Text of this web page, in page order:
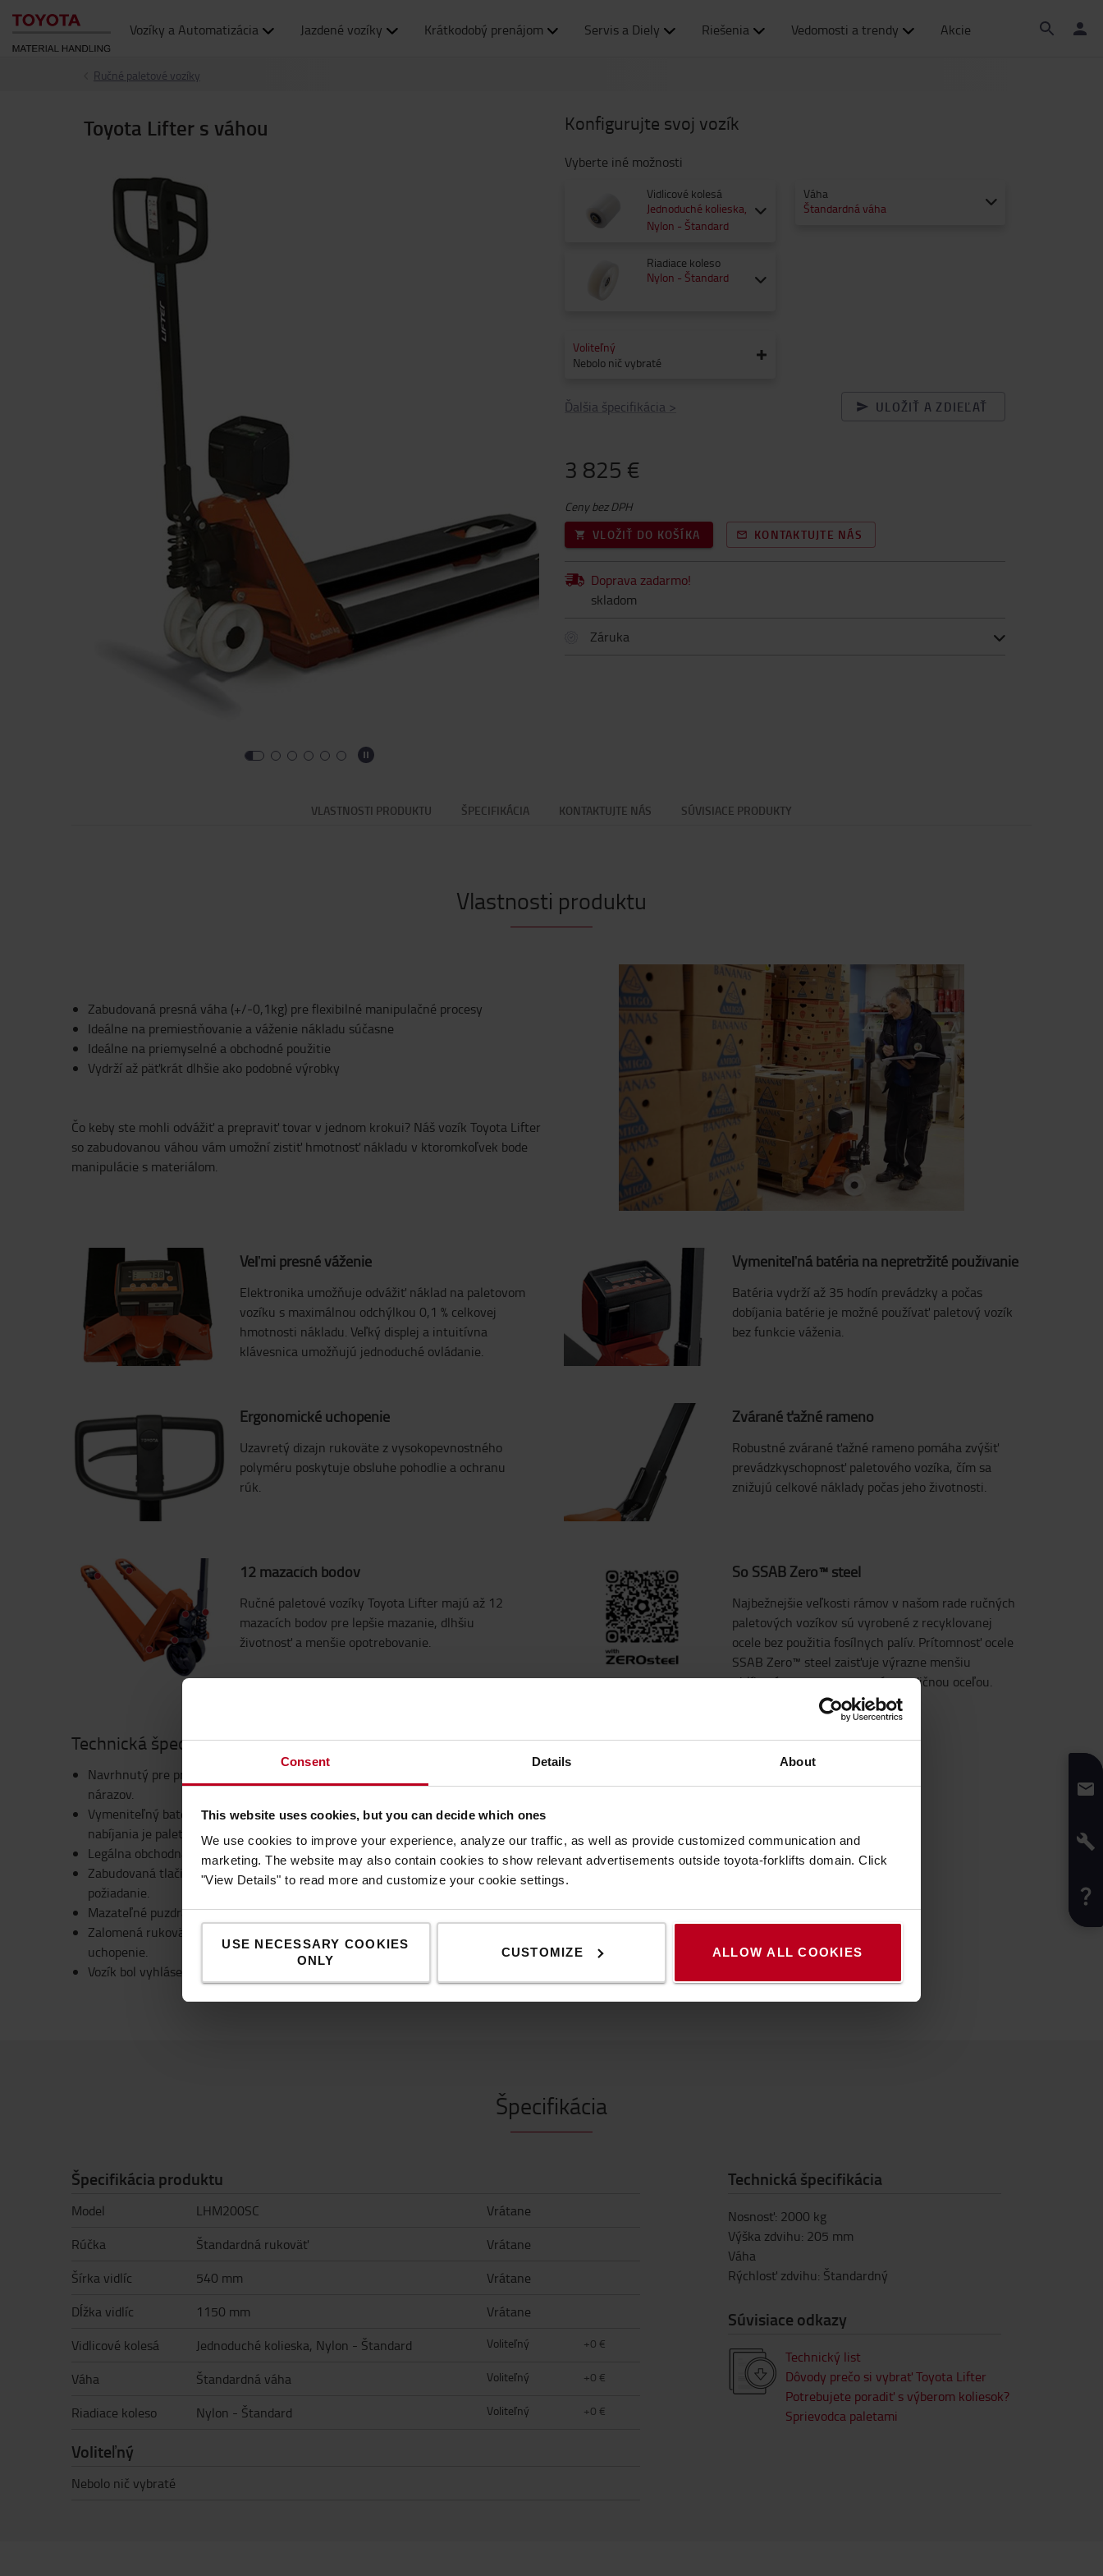
Consent Details About
This website uses cookies, but you can decide which ones
We use cookies to improve your experience, analyze our traffic, as well as provide customized communication and
marketing. The website may also contain cookies to show relevant advertisements outside toyota-forklifts domain. Click
"View Details" to read more and customize your cookie settings.
USE NECESSARY COOKIES
ONLY
CUSTOMIZE ALLOW ALL COOKIES
Vozíky a Automatizácia Jazdené vozíky Krátkodobý prenájom Servis a Diely Riešenia Vedomosti a trendy Akcie
Ručné paletové vozíky
Toyota Lifter s váhou Konfigurujte svoj vozík
Vyberte iné možnosti
Vidlicové kolesá
Jednoduché kolieska,
Nylon - Štandard
Váha
Štandardná váha
Riadiace koleso
Nylon - Štandard
Voliteľný
Nebolo nič vybraté
Ďalšia špecifikácia > ULOŽIŤ A ZDIEĽAŤ
3 825 €
Ceny bez DPH
VLOŽIŤ DO KOŠÍKA
KONTAKTUJTE NÁS
Doprava zadarmo!
skladom
Záruka
VLASTNOSTI PRODUKTU ŠPECIFIKÁCIA KONTAKTUJTE NÁS SÚVISIACE PRODUKTY
Vlastnosti produktu
Zabudovaná presná váha (+/-0,1kg) pre flexibilné manipulačné procesy
Ideálne na premiestňovanie a váženie nákladu súčasne
Ideálne na priemyselné a obchodné použitie
Vydrží až päťkrát dlhšie ako podobné výrobky
Čo keby ste mohli odvážiť a prepraviť tovar v jednom krokui? Náš vozík Toyota Lifter
so zabudovanou váhou vám umožní zistiť hmotnosť nákladu v ktoromkoľvek bode
manipulácie s materiálom.
Veľmi presné váženie
Elektronika umožňuje odvážiť náklad na paletovom
vozíku s maximálnou odchýlkou 0,1 % celkovej
hmotnosti nákladu. Veľký displej a intuitívna
klávesnica umožňujú jednoduché ovládanie.
Vymeniteľná batéria na nepretržité používanie
Batéria vydrží až 35 hodín prevádzky a počas
dobíjania batérie je možné používať paletový vozík
bez funkcie váženia.
Ergonomické uchopenie
Uzavretý dizajn rukoväte z vysokopevnostného
polyméru poskytuje obsluhe pohodlie a ochranu
rúk.
Zvárané ťažné rameno
Robustné zvárané ťažné rameno pomáha zvýšiť
prevádzkyschopnosť paletového vozíka, čím sa
znižujú celkové náklady počas jeho životnosti.
12 mazacích bodov
Ručné paletové vozíky Toyota Lifter majú až 12
mazacích bodov pre lepšie mazanie, dlhšiu
životnosť a menšie opotrebovanie.
So SSAB Zero™ steel
Najbežnejšie veľkosti rámov v našom rade ručných
paletových vozíkov sú vyrobené z recyklovanej
ocele bez použitia fosílnych palív. Prítomnosť ocele
SSAB Zero™ steel zaisťuje výrazne menšiu
uhlíkovú stopu v porovnaní s tradičnou oceľou.
Technická špecifikácia
Navrhnutý pre priemyselné aplikácie a je chránený pred účinkom vody, prachu a
nárazov.
Vymeniteľný batériový modul dokáže napájať zariadenie až 35 hodín a počas jeho
nabíjania je paletový vozík možné ďalej používať bez funkcie váženia.
Legálna obchodná váha je k dispozícii na požiadanie.
Zabudovaná tlačiareň na tlač údajov váženia na mieste je k dispozícii na
požiadanie.
Mazateľné puzdrá zaisťujú dlhú životnosť vozíka.
Zalomená rukoväť z vysokopevnostného polyméru pre čo najlepšie ergonomické
uchopenie.
Vozík bol vyhlásený za ekologický výrobok.
Špecifikácia
Špecifikácia produktu
Model LHM200SC
Vrátane
Rúčka
Štandardná rukoväť
Vrátane
Šírka vidlíc
540 mm
Vrátane
Dĺžka vidlíc
1150 mm
Vrátane
Vidlicové kolesá
Jednoduché kolieska, Nylon - Štandard Voliteľný +0 €
Váha Štandardná váha Voliteľný +0 €
Riadiace koleso Nylon - Štandard Voliteľný +0 €
Voliteľný
Nebolo nič vybraté
Technická špecifikácia
Nosnosť: 2000 kg
Výška zdvihu: 205 mm
Váha
Rýchlosť zdvihu: Štandardný
Súvisiace odkazy
Technický list
Dôvody prečo si vybrať Toyota Lifter
Potrebujete poradiť s výberom koliesok?
Sprievodca paletami